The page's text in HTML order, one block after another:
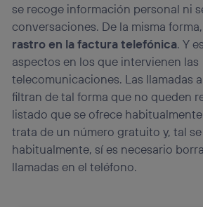
se recoge información personal ni
conversaciones. De la misma
rastro en la factura telefónica. Y
aspectos en los que intervienen las
telecomunicaciones. Las llamadas
filtran de tal forma que no queden
listado que se ofrece
trata de un número gratuito y, tal
habitualmente, sí es necesario
llamadas en el teléfono.